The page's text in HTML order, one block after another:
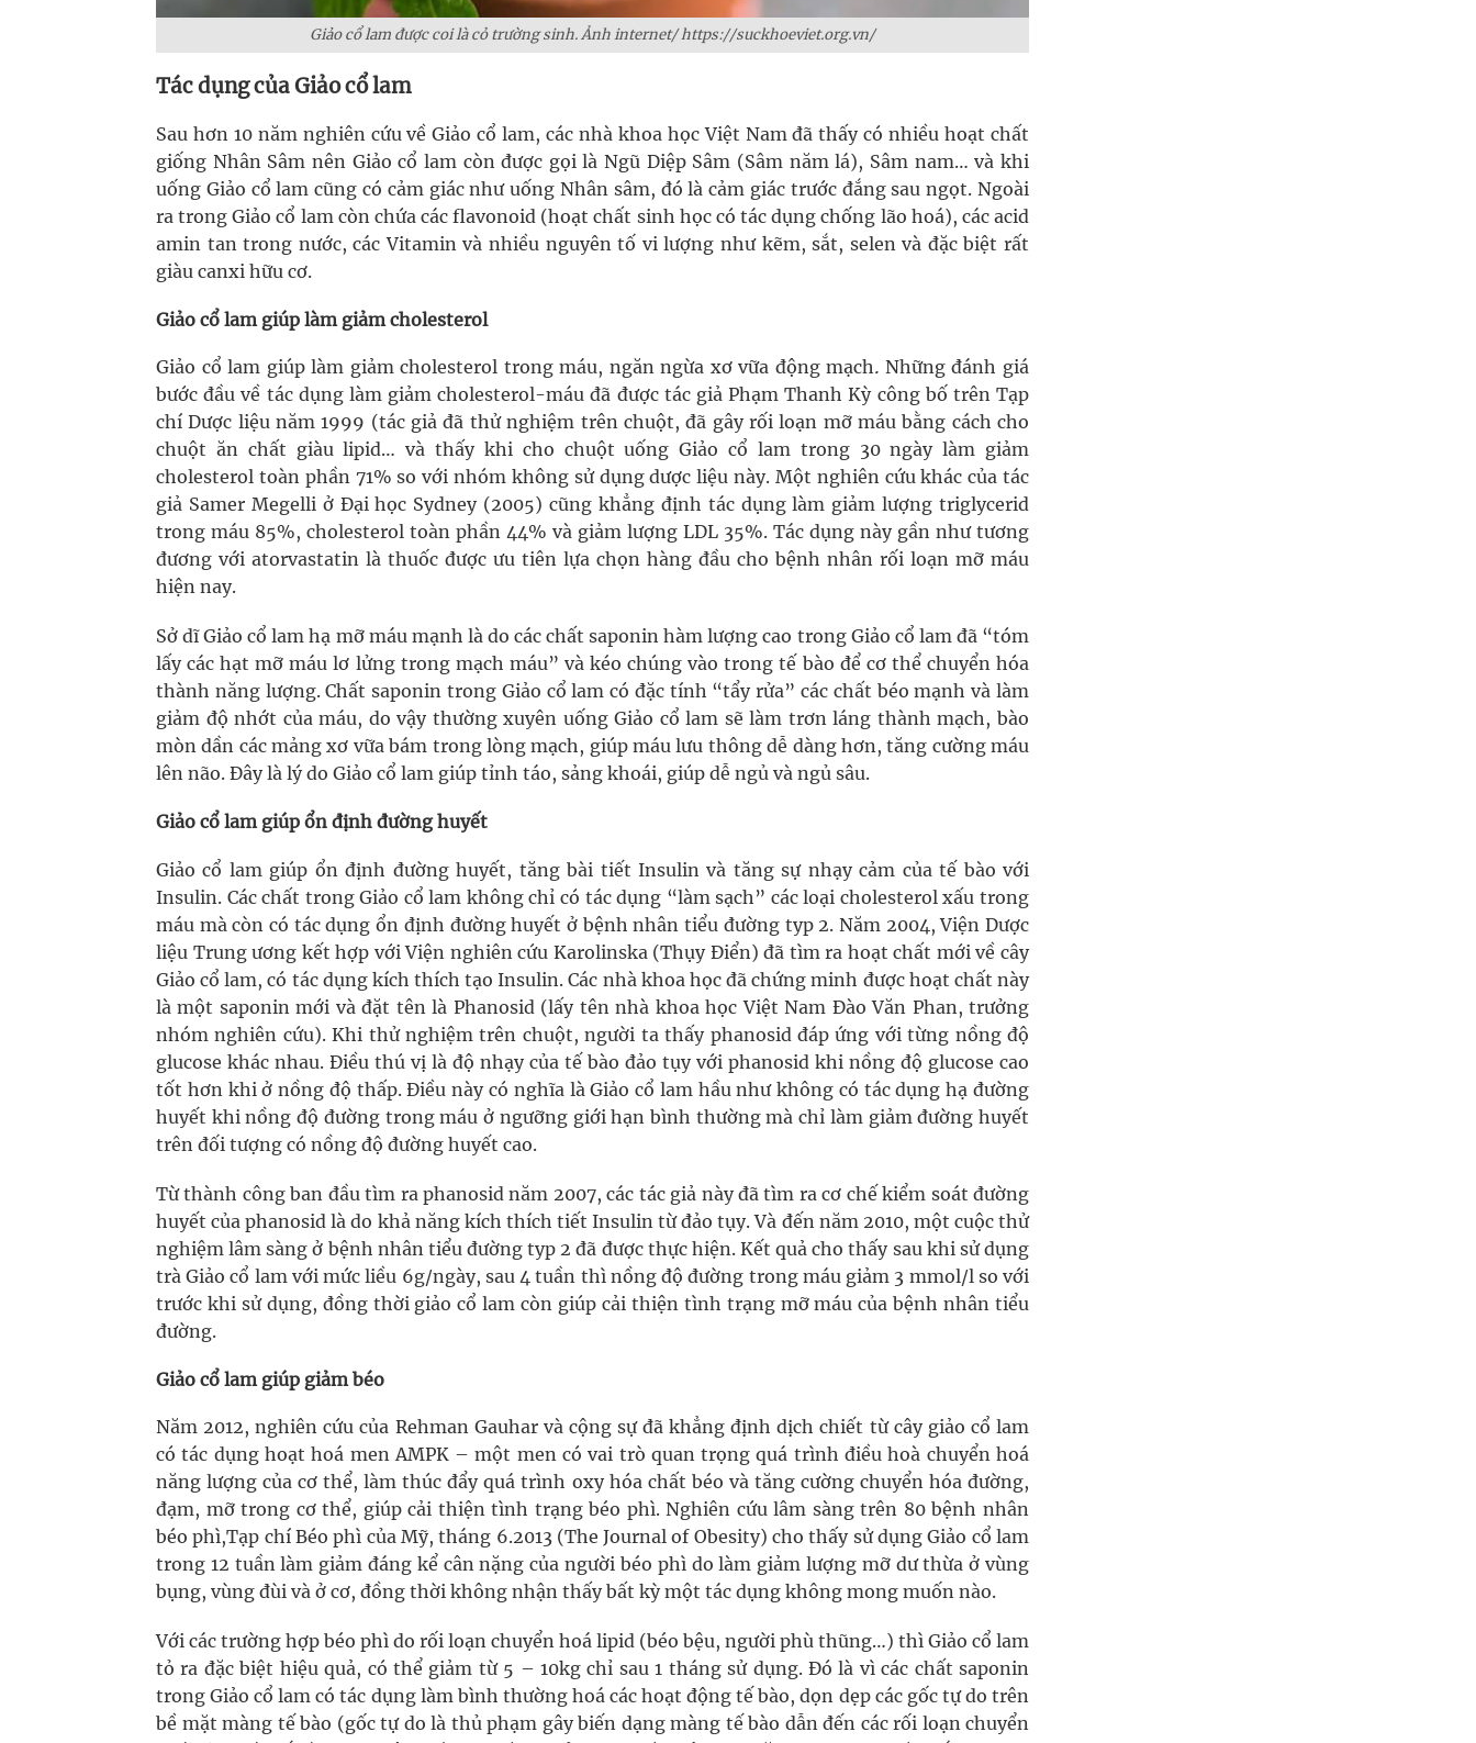
Giảo cổ lam được coi là cỏ trường sinh. Ảnh internet/ https://suckhoeviet.org.vn/
Tác dụng của Giảo cổ lam
Sau hơn 10 năm nghiên cứu về Giảo cổ lam, các nhà khoa học Việt Nam đã thấy có nhiều hoạt chất
giống Nhân Sâm nên Giảo cổ lam còn được gọi là Ngũ Diệp Sâm (Sâm năm lá), Sâm nam… và khi
uống Giảo cổ lam cũng có cảm giác như uống Nhân sâm, đó là cảm giác trước đắng sau ngọt. Ngoài
ra trong Giảo cổ lam còn chứa các flavonoid (hoạt chất sinh học có tác dụng chống lão hoá), các acid
amin tan trong nước, các Vitamin và nhiều nguyên tố vi lượng như kẽm, sắt, selen và đặc biệt rất
giàu canxi hữu cơ.
Giảo cổ lam giúp làm giảm cholesterol
Giảo cổ lam giúp làm giảm cholesterol trong máu, ngăn ngừa xơ vữa động mạch. Những đánh giá
bước đầu về tác dụng làm giảm cholesterol-máu đã được tác giả Phạm Thanh Kỳ công bố trên Tạp
chí Dược liệu năm 1999 (tác giả đã thử nghiệm trên chuột, đã gây rối loạn mỡ máu bằng cách cho
chuột ăn chất giàu lipid… và thấy khi cho chuột uống Giảo cổ lam trong 30 ngày làm giảm
cholesterol toàn phần 71% so với nhóm không sử dụng dược liệu này. Một nghiên cứu khác của tác
giả Samer Megelli ở Đại học Sydney (2005) cũng khẳng định tác dụng làm giảm lượng triglycerid
trong máu 85%, cholesterol toàn phần 44% và giảm lượng LDL 35%. Tác dụng này gần như tương
đương với atorvastatin là thuốc được ưu tiên lựa chọn hàng đầu cho bệnh nhân rối loạn mỡ máu
hiện nay.
Sở dĩ Giảo cổ lam hạ mỡ máu mạnh là do các chất saponin hàm lượng cao trong Giảo cổ lam đã “tóm
lấy các hạt mỡ máu lơ lửng trong mạch máu” và kéo chúng vào trong tế bào để cơ thể chuyển hóa
thành năng lượng. Chất saponin trong Giảo cổ lam có đặc tính “tẩy rửa” các chất béo mạnh và làm
giảm độ nhớt của máu, do vậy thường xuyên uống Giảo cổ lam sẽ làm trơn láng thành mạch, bào
mòn dần các mảng xơ vữa bám trong lòng mạch, giúp máu lưu thông dễ dàng hơn, tăng cường máu
lên não. Đây là lý do Giảo cổ lam giúp tỉnh táo, sảng khoái, giúp dễ ngủ và ngủ sâu.
Giảo cổ lam giúp ổn định đường huyết
Giảo cổ lam giúp ổn định đường huyết, tăng bài tiết Insulin và tăng sự nhạy cảm của tế bào với
Insulin. Các chất trong Giảo cổ lam không chỉ có tác dụng “làm sạch” các loại cholesterol xấu trong
máu mà còn có tác dụng ổn định đường huyết ở bệnh nhân tiểu đường typ 2. Năm 2004, Viện Dược
liệu Trung ương kết hợp với Viện nghiên cứu Karolinska (Thụy Điển) đã tìm ra hoạt chất mới về cây
Giảo cổ lam, có tác dụng kích thích tạo Insulin. Các nhà khoa học đã chứng minh được hoạt chất này
là một saponin mới và đặt tên là Phanosid (lấy tên nhà khoa học Việt Nam Đào Văn Phan, trưởng
nhóm nghiên cứu). Khi thử nghiệm trên chuột, người ta thấy phanosid đáp ứng với từng nồng độ
glucose khác nhau. Điều thú vị là độ nhạy của tế bào đảo tụy với phanosid khi nồng độ glucose cao
tốt hơn khi ở nồng độ thấp. Điều này có nghĩa là Giảo cổ lam hầu như không có tác dụng hạ đường
huyết khi nồng độ đường trong máu ở ngưỡng giới hạn bình thường mà chỉ làm giảm đường huyết
trên đối tượng có nồng độ đường huyết cao.
Từ thành công ban đầu tìm ra phanosid năm 2007, các tác giả này đã tìm ra cơ chế kiểm soát đường
huyết của phanosid là do khả năng kích thích tiết Insulin từ đảo tụy. Và đến năm 2010, một cuộc thử
nghiệm lâm sàng ở bệnh nhân tiểu đường typ 2 đã được thực hiện. Kết quả cho thấy sau khi sử dụng
trà Giảo cổ lam với mức liều 6g/ngày, sau 4 tuần thì nồng độ đường trong máu giảm 3 mmol/l so với
trước khi sử dụng, đồng thời giảo cổ lam còn giúp cải thiện tình trạng mỡ máu của bệnh nhân tiểu
đường.
Giảo cổ lam giúp giảm béo
Năm 2012, nghiên cứu của Rehman Gauhar và cộng sự đã khẳng định dịch chiết từ cây giảo cổ lam
có tác dụng hoạt hoá men AMPK – một men có vai trò quan trọng quá trình điều hoà chuyển hoá
năng lượng của cơ thể, làm thúc đẩy quá trình oxy hóa chất béo và tăng cường chuyển hóa đường,
đạm, mỡ trong cơ thể, giúp cải thiện tình trạng béo phì. Nghiên cứu lâm sàng trên 80 bệnh nhân
béo phì,Tạp chí Béo phì của Mỹ, tháng 6.2013 (The Journal of Obesity) cho thấy sử dụng Giảo cổ lam
trong 12 tuần làm giảm đáng kể cân nặng của người béo phì do làm giảm lượng mỡ dư thừa ở vùng
bụng, vùng đùi và ở cơ, đồng thời không nhận thấy bất kỳ một tác dụng không mong muốn nào.
Với các trường hợp béo phì do rối loạn chuyển hoá lipid (béo bệu, người phù thũng…) thì Giảo cổ lam
tỏ ra đặc biệt hiệu quả, có thể giảm từ 5 – 10kg chỉ sau 1 tháng sử dụng. Đó là vì các chất saponin
trong Giảo cổ lam có tác dụng làm bình thường hoá các hoạt động tế bào, dọn dẹp các gốc tự do trên
bề mặt màng tế bào (gốc tự do là thủ phạm gây biến dạng màng tế bào dẫn đến các rối loạn chuyển